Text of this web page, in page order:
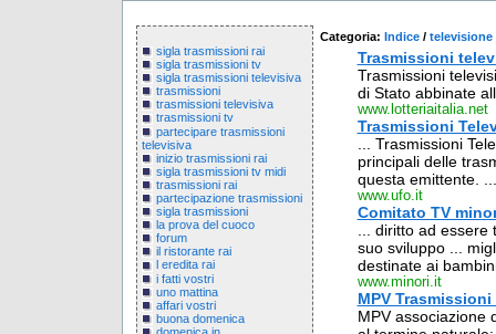
sigla trasmissioni rai
sigla trasmissioni tv
sigla trasmissioni televisiva
trasmissioni
trasmissioni televisiva
trasmissioni tv
partecipare trasmissioni
televisiva
inizio trasmissioni rai
sigla trasmissioni tv midi
trasmissioni rai
partecipazione trasmissioni
sigla trasmissioni
la prova del cuoco
forum
il ristorante rai
l eredita rai
i fatti vostri
uno mattina
affari vostri
buona domenica
Categoria: Indice / televisione
Trasmissioni
Trasmissioni
di Stato abbinate
www.lotteriaitalia.net
Trasmissioni
... Trasmissioni
principali delle
questa emittente. ...
www.ufo.it
Comitato TV
... diritto ad
suo sviluppo ...
destinate ai
www.minori.it
MPV
MPV associazione